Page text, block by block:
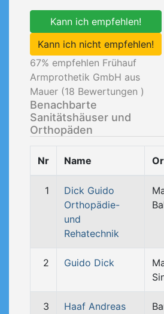
Kann ich empfehlen!
Kann ich nicht empfehlen!
67% empfehlen Frühauf
Armprothetik GmbH aus
Mauer (18 Bewertungen )
Benachbarte
Sanitätshäuser und
Orthopäden
Nr Name
1
Dick Guido
Orthopädie-
und
Rehatechnik
2 Guido Dick
3
Haaf Andreas